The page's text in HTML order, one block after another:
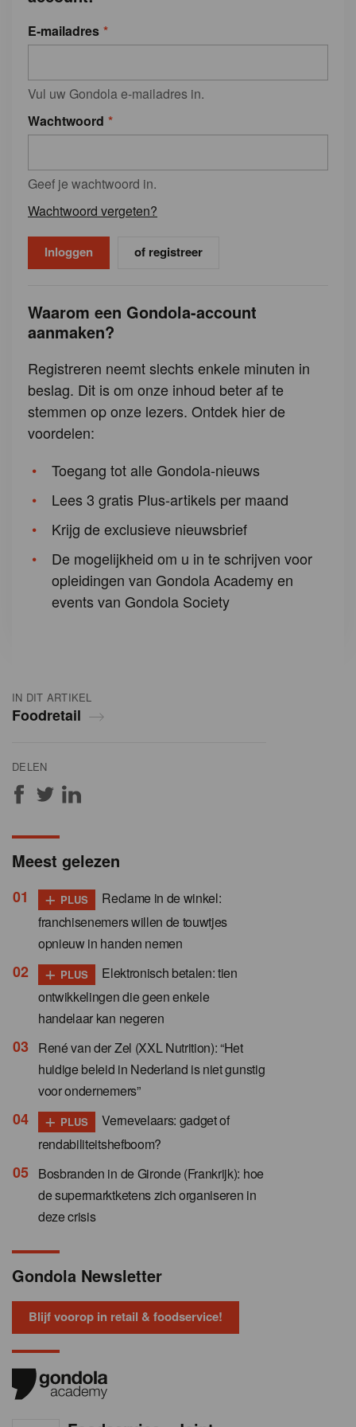
IN DIT ARTIKEL
Foodretail
DELEN
E-mailadres
Vul uw Gondola e-mailadres in.
Wachtwoord
Geef je wachtwoord in.
Wachtwoord vergeten?
of registreer
Waarom een Gondola-account
aanmaken?
Registreren neemt slechts enkele minuten in
beslag. Dit is om onze inhoud beter af te
stemmen op onze lezers. Ontdek hier de
voordelen:
Toegang tot alle Gondola-nieuws
Lees 3 gratis Plus-artikels per maand
Krijg de exclusieve nieuwsbrief
De mogelijkheid om u in te schrijven voor
opleidingen van Gondola Academy en
events van Gondola Society
Meest gelezen
+ PLUS
Reclame in de winkel:
franchisenemers willen de touwtjes
opnieuw in handen nemen
+ PLUS
Elektronisch betalen: tien
ontwikkelingen die geen enkele
handelaar kan negeren
René van der Zel (XXL Nutrition): “Het
huidige beleid in Nederland is niet gunstig
voor ondernemers”
+ PLUS
Vernevelaars: gadget of
rendabiliteitshefboom?
Bosbranden in de Gironde (Frankrijk): hoe
de supermarktketens zich organiseren in
deze crisis
Gondola Newsletter
Blijf voorop in retail & foodservice!